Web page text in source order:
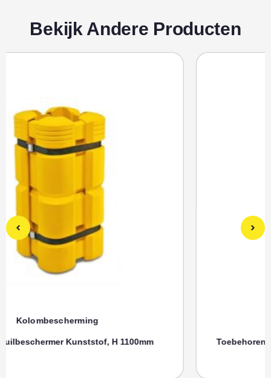
Bekijk Andere Producten
Toebehoren, SPANRIEM MORION Zuilenbeschermer